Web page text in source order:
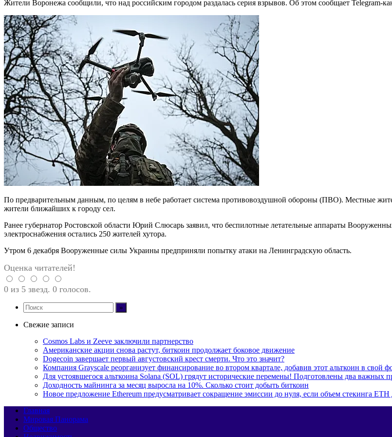
Жители Воронежа сообщили, что над российским городом раздалась серия взрывов. Об этом сообщает Telegram-
По предварительным данным, по целям в небе работает система противовоздушной обороны (ПВО). Местные
жители ближайших к городу сел.
Ранее губернатор Ростовской области Юрий Слюсарь заявил, что беспилотные летательные аппараты
электроснабжения остались 250 жителей хутора.
Утром 6 декабря Вооруженные силы Украины предприняли попытку атаки на Ленинградскую область.
Оценка читателей!
0 из 5 звезд. 0 голосов.
Свежие записи
Cosmos Labs и Zeeve заключили партнерство
Американские акции снова растут, биткоин продолжает боковое движение
Dogecoin завершает первый августовский крест смерти. Что это значит?
Компания Grayscale реорганизует финансирование во втором квартале, добавив этот альткоин в свой
Для устоявшегося альткоина Solana (SOL) грядут исторические перемены! Подготовлены два важных
Доходность майнинга за месяц выросла на 10%. Сколько стоит добыть биткоин
Новое предложение Ethereum предусматривает сокращение эмиссии до нуля, если объем стекинга ETH
Главная
Мировая Панорама
Общество